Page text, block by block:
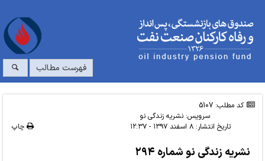
فهرست مطالب
کد مطلب: 5107
سرویس:نشریه زندگی نو
تاریخ انتشار: ۸ اسفند ۱۳۹۷ - ۱۲:۳۷ چاپ
نشریه زندگی نو شماره ۲۹۴